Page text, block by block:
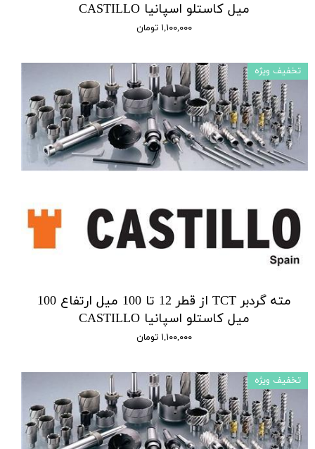
میل کاستلو اسپانیا CASTILLO
۱,۱۰۰,۰۰۰ تومان
مته گردبر TCT از قطر 12 تا 100 میل ارتفاع 100
میل کاستلو اسپانیا CASTILLO
۱,۱۰۰,۰۰۰ تومان
تخفیف ویژه
تخفیف ویژه